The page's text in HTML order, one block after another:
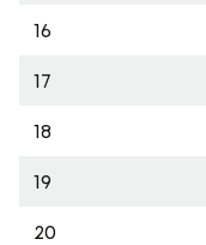
16
17
18
19
20